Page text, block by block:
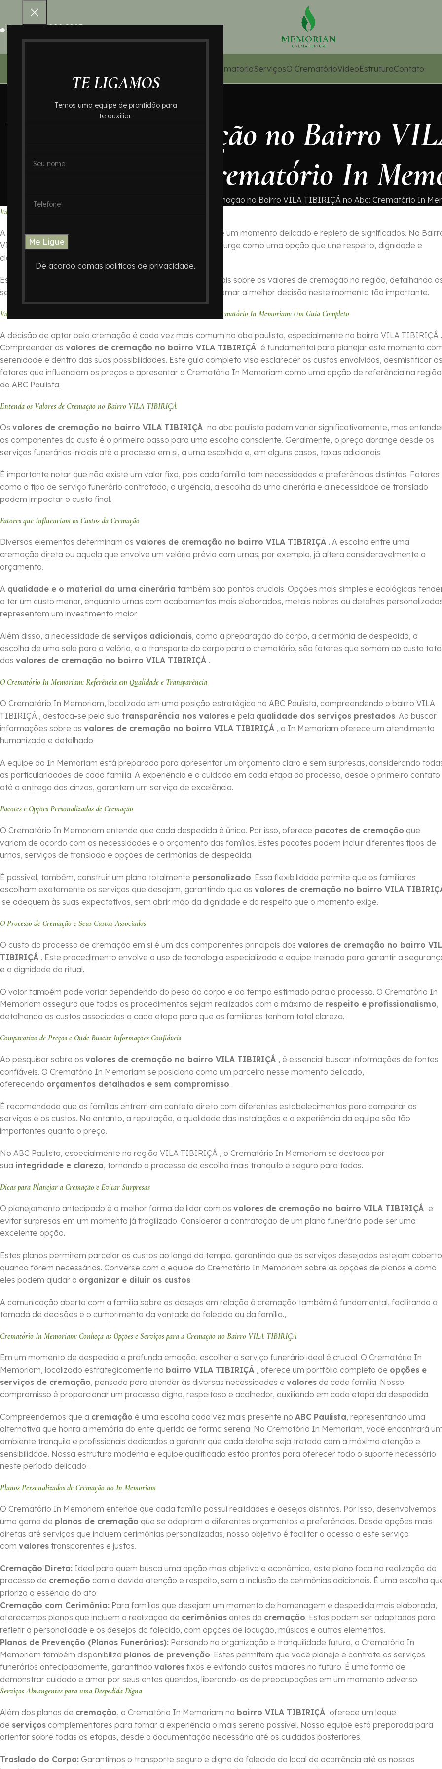
TE LIGAMOS
Temos uma equipe de prontidão para
te auxiliar.
De acordo comas politicas de privacidade.
Ligue 0800 000 8995
Home – CrematorioServiçosO CrematórioVideoEstruturaContato
Valores de Cremação no Bairro
no Abc: Crematório In
Valores de Cremação no Bairro VILA TIBIRIÇÁ no Abc: Crematório In
Valores de Cremação no Bairro VILA TIBIRIÇÁ : Crematório In Memoriam
A decisão de como honrar a memória de um ente querido é um momento delicado e repleto de significados. No
VILA TIBIRIÇÁ , ABC Paulista, o
surge como uma opção que une respeito, dignidade e
clareza nos procedimentos.
Este guia foi elaborado para oferecer informações essenciais sobre os valores de cremação na região, detalhando
serviços do Crematório In Memoriam e auxiliando você a tomar a melhor decisão neste momento tão importante.
Valores de Cremação no Bairro VILA TIBIRIÇÁ no ABC Paulista com o Crematório In Memoriam: Um Guia Completo
A decisão de optar pela cremação é cada vez mais comum no aba paulista, especialmente no bairro VILA TIBIRIÇÁ .
Compreender os valores de cremação no bairro VILA TIBIRIÇÁ é fundamental para planejar este momento
serenidade e dentro das suas possibilidades. Este guia completo visa esclarecer os custos envolvidos, desmistificar os
fatores que influenciam os preços e apresentar o Crematório In Memoriam como uma opção de referência na região
do ABC Paulista.
Entenda os Valores de Cremação no Bairro VILA TIBIRIÇÁ
Os valores de cremação no bairro VILA TIBIRIÇÁ no abc paulista podem variar significativamente, mas
os componentes do custo é o primeiro passo para uma escolha consciente. Geralmente, o preço abrange desde os
serviços funerários iniciais até o processo em si, a urna escolhida e, em alguns casos, taxas adicionais.
É importante notar que não existe um valor fixo, pois cada família tem necessidades e preferências distintas. Fatores
como o tipo de serviço funerário contratado, a urgência, a escolha da urna cinerária e a necessidade de translado
podem impactar o custo final.
Fatores que Influenciam os Custos da Cremação
Diversos elementos determinam os valores de cremação no bairro VILA TIBIRIÇÁ . A escolha entre uma
cremação direta ou aquela que envolve um velório prévio com urnas, por exemplo, já altera consideravelmente o
orçamento.
A qualidade e o material da urna cinerária também são pontos cruciais. Opções mais simples e ecológicas
a ter um custo menor, enquanto urnas com acabamentos mais elaborados, metais nobres ou detalhes
representam um investimento maior.
Além disso, a necessidade de serviços adicionais, como a preparação do corpo, a cerimônia de despedida, a
escolha de uma sala para o velório, e o transporte do corpo para o crematório, são fatores que somam ao custo
dos valores de cremação no bairro VILA TIBIRIÇÁ .
O Crematório In Memoriam: Referência em Qualidade e Transparência
O Crematório In Memoriam, localizado em uma posição estratégica no ABC Paulista, compreendendo o bairro VILA
TIBIRIÇÁ , destaca-se pela sua transparência nos valores e pela qualidade dos serviços prestados. Ao buscar
informações sobre os valores de cremação no bairro VILA TIBIRIÇÁ , o In Memoriam oferece um atendimento
humanizado e detalhado.
A equipe do In Memoriam está preparada para apresentar um orçamento claro e sem surpresas, considerando
as particularidades de cada família. A experiência e o cuidado em cada etapa do processo, desde o primeiro contato
até a entrega das cinzas, garantem um serviço de excelência.
Pacotes e Opções Personalizadas de Cremação
O Crematório In Memoriam entende que cada despedida é única. Por isso, oferece pacotes de cremação que
variam de acordo com as necessidades e o orçamento das famílias. Estes pacotes podem incluir diferentes tipos de
urnas, serviços de translado e opções de cerimônias de despedida.
É possível, também, construir um plano totalmente personalizado. Essa flexibilidade permite que os familiares
escolham exatamente os serviços que desejam, garantindo que os valores de cremação no bairro VILA
se adequem às suas expectativas, sem abrir mão da dignidade e do respeito que o momento exige.
O Processo de Cremação e Seus Custos Associados
O custo do processo de cremação em si é um dos componentes principais dos valores de cremação no bairro
TIBIRIÇÁ . Este procedimento envolve o uso de tecnologia especializada e equipe treinada para garantir a
e a dignidade do ritual.
O valor também pode variar dependendo do peso do corpo e do tempo estimado para o processo. O Crematório In
Memoriam assegura que todos os procedimentos sejam realizados com o máximo de respeito e profissionalismo,
detalhando os custos associados a cada etapa para que os familiares tenham total clareza.
Comparativo de Preços e Onde Buscar Informações Confiáveis
Ao pesquisar sobre os valores de cremação no bairro VILA TIBIRIÇÁ , é essencial buscar informações de fontes
confiáveis. O Crematório In Memoriam se posiciona como um parceiro nesse momento delicado,
oferecendo orçamentos detalhados e sem compromisso.
É recomendado que as famílias entrem em contato direto com diferentes estabelecimentos para comparar os
serviços e os custos. No entanto, a reputação, a qualidade das instalações e a experiência da equipe são tão
importantes quanto o preço.
No ABC Paulista, especialmente na região VILA TIBIRIÇÁ , o Crematório In Memoriam se destaca por
sua integridade e clareza, tornando o processo de escolha mais tranquilo e seguro para todos.
Dicas para Planejar a Cremação e Evitar Surpresas
O planejamento antecipado é a melhor forma de lidar com os valores de cremação no bairro VILA TIBIRIÇÁ e
evitar surpresas em um momento já fragilizado. Considerar a contratação de um plano funerário pode ser uma
excelente opção.
Estes planos permitem parcelar os custos ao longo do tempo, garantindo que os serviços desejados estejam
quando forem necessários. Converse com a equipe do Crematório In Memoriam sobre as opções de planos e como
eles podem ajudar a organizar e diluir os custos.
A comunicação aberta com a família sobre os desejos em relação à cremação também é fundamental, facilitando a
tomada de decisões e o cumprimento da vontade do falecido ou da família.,
Crematório In Memoriam: Conheça as Opções e Serviços para a Cremação no Bairro VILA TIBIRIÇÁ
Em um momento de despedida e profunda emoção, escolher o serviço funerário ideal é crucial. O Crematório In
Memoriam, localizado estrategicamente no bairro VILA TIBIRIÇÁ , oferece um portfólio completo de opções e
serviços de cremação, pensado para atender às diversas necessidades e valores de cada família. Nosso
compromisso é proporcionar um processo digno, respeitoso e acolhedor, auxiliando em cada etapa da despedida.
Compreendemos que a cremação é uma escolha cada vez mais presente no ABC Paulista, representando uma
alternativa que honra a memória do ente querido de forma serena. No Crematório In Memoriam, você encontrará
ambiente tranquilo e profissionais dedicados a garantir que cada detalhe seja tratado com a máxima atenção e
sensibilidade. Nossa estrutura moderna e equipe qualificada estão prontas para oferecer todo o suporte necessário
neste período delicado.
Planos Personalizados de Cremação no In Memoriam
O Crematório In Memoriam entende que cada família possui realidades e desejos distintos. Por isso, desenvolvemos
uma gama de planos de cremação que se adaptam a diferentes orçamentos e preferências. Desde opções mais
diretas até serviços que incluem cerimônias personalizadas, nosso objetivo é facilitar o acesso a este serviço
com valores transparentes e justos.
Cremação Direta: Ideal para quem busca uma opção mais objetiva e econômica, este plano foca na realização do
processo de cremação com a devida atenção e respeito, sem a inclusão de cerimônias adicionais. É uma escolha
prioriza a essência do ato.
Cremação com Cerimônia: Para famílias que desejam um momento de homenagem e despedida mais elaborada,
oferecemos planos que incluem a realização de cerimônias antes da cremação. Estas podem ser adaptadas para
refletir a personalidade e os desejos do falecido, com opções de locução, músicas e outros elementos.
Planos de Prevenção (Planos Funerários): Pensando na organização e tranquilidade futura, o Crematório In
Memoriam também disponibiliza planos de prevenção. Estes permitem que você planeje e contrate os serviços
funerários antecipadamente, garantindo valores fixos e evitando custos maiores no futuro. É uma forma de
demonstrar cuidado e amor por seus entes queridos, liberando-os de preocupações em um momento adverso.
Serviços Abrangentes para uma Despedida Digna
Além dos planos de cremação, o Crematório In Memoriam no bairro VILA TIBIRIÇÁ oferece um leque
de serviços complementares para tornar a experiência o mais serena possível. Nossa equipe está preparada para
orientar sobre todas as etapas, desde a documentação necessária até os cuidados posteriores.
Traslado do Corpo: Garantimos o transporte seguro e digno do falecido do local de ocorrência até as nossas